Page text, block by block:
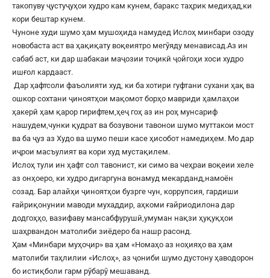
такопуву ҷустуҷуҳои худро кам кунем, баракс таҳрик медиҳад,ки
кори бештар кунем.
Чуноне худи шумо ҳам мушоҳида намудед Ислоҳ минбари озоду
новобаста аст ва ҳақиқату воқеиятро мегӯяду менависад.Аз ин
сабаб аст, ки дар шабакаи маҷозии тоҷикӣ ҷойгоҳи хоси худро
ишғол кардааст.
Дар ҳафтсоли фаъолияти худ, ки ба хотири гуфтани сухани ҳақ ва
ошкор сохтани ҷиноятҳои мақомот борҳо мавриди ҳамлаҳои
ҳакерӣ ҳам қарор гирифтем,ҳеҷ гоҳ аз ин роҳ мунсариф
нашудем,чунки қудрат ва бозувони тавонои шумо муттакои мост
ва ба ҷуз аз Худо ва шумо пеши касе ҳисобот намедиҳем. Мо дар
иҷрои масъулият ва кори худ мустақилем.
Ислоҳ тули ин ҳафт сол тавонист, ки симо ва чеҳраи воқеии хеле
аз онҳоеро, ки худро дигаргуна вонамуд мекарданд,намоён
созад. Бар алайҳи ҷиноятҳои бузрге чун, коррупсия, гардиши
ғайриқонунии маводи мухаддир, аҳкоми ғайриодилона дар
додгоҳҳо, вазифаву мансабфурушӣ,умуман нақзи ҳуқуқҳои
шаҳрвандон матолиби зиёдеро ба нашр расонд.
Ҳам «Минбари муҳоҷир» ва ҳам «Номаҳо аз ноҳияҳо ва ҳам
матолиби таҳлилии «Ислоҳ», аз ҷониби шумо дустону ҳаводорон
бо истиқболи гарм рӯбарӯ мешаванд.